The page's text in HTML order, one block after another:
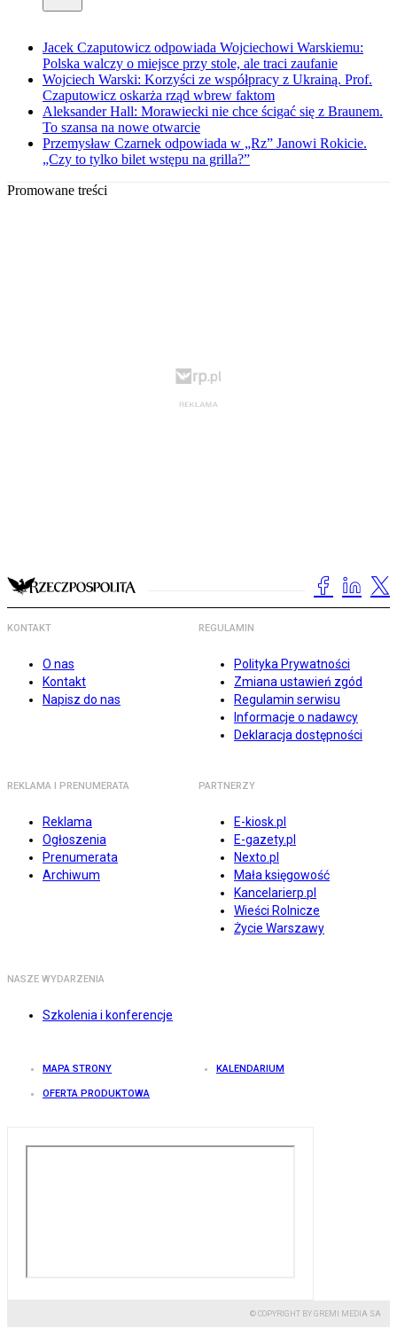
Jacek Czaputowicz odpowiada Wojciechowi Warskiemu:
Polska walczy o miejsce przy stole, ale traci zaufanie
Wojciech Warski: Korzyści ze współpracy z Ukrainą. Prof.
Czaputowicz oskarża rząd wbrew faktom
Aleksander Hall: Morawiecki nie chce ścigać się z Braunem.
To szansa na nowe otwarcie
Przemysław Czarnek odpowiada w „Rz” Janowi Rokicie.
„Czy to tylko bilet wstępu na grilla?”
Promowane treści
KONTAKT
O nas
Kontakt
Napisz do nas
REGULAMIN
Polityka Prywatności
Zmiana ustawień zgód
Regulamin serwisu
Informacje o nadawcy
Deklaracja dostępności
REKLAMA I PRENUMERATA
Reklama
Ogłoszenia
Prenumerata
Archiwum
PARTNERZY
E-kiosk.pl
E-gazety.pl
Nexto.pl
Mała księgowość
Kancelarierp.pl
Wieści Rolnicze
Życie Warszawy
NASZE WYDARZENIA
Szkolenia i konferencje
MAPA STRONY KALENDARIUM
OFERTA PRODUKTOWA
© COPYRIGHT BY GREMI MEDIA SA